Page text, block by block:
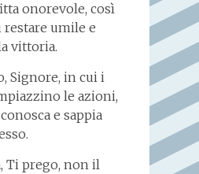
onorevole, così
restare umile e
vittoria.
Signore, in cui i
le azioni,
e sappia
Ti prego, non il